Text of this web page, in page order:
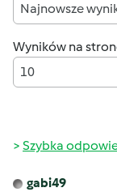
Najnowsze
Wyników na
10
Szybka
gabi49